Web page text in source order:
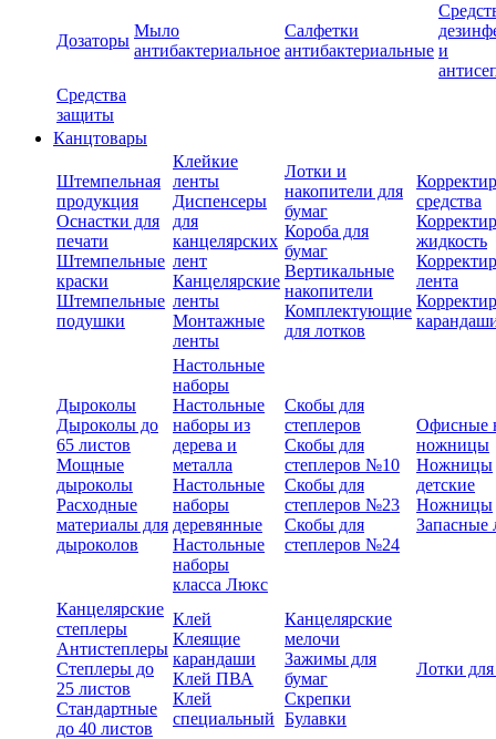
Дозаторы
Мыло
антибактериальное
Салфетки
антибактериальные и
Средства
защиты
Канцтовары
Штемпельная
продукция
Оснастки для
печати
Штемпельные
краски
Штемпельные
подушки
Клейкие
ленты
Диспенсеры
для
канцелярских
лент
Канцелярские
ленты
Монтажные
ленты
Лотки и
накопители для
бумаг
Короба для
бумаг
Вертикальные
накопители
Комплектующие
для лотков
средства
жидкость
лента
Дыроколы
Дыроколы до
65 листов
Мощные
дыроколы
Расходные
материалы для
дыроколов
Настольные
наборы
Настольные
наборы из
дерева и
металла
Настольные
наборы
деревянные
Настольные
наборы
класса Люкс
Скобы для
степлеров
Скобы для
степлеров №10
Скобы для
степлеров №23
Скобы для
степлеров №24
Офисные
ножницы
Ножницы
детские
Ножницы
Запасные
Канцелярские
степлеры
Антистеплеры
Степлеры до
25 листов
Стандартные
до 40 листов
Клей
Клеящие
карандаши
Клей ПВА
Клей
специальный
Канцелярские
мелочи
Зажимы для
бумаг
Скрепки
Булавки
Лотки